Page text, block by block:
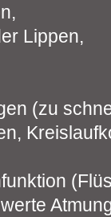
Lippen,
(zu